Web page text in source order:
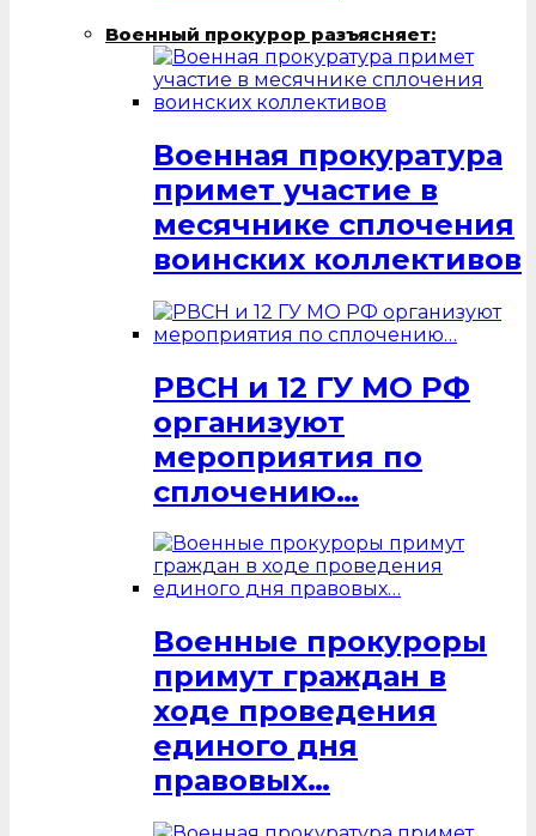
Военный прокурор разъясняет:
Военная прокуратура
примет участие в
месячнике сплочения
воинских коллективов
РВСН и 12 ГУ МО РФ
организуют
мероприятия по
сплочению…
Военные прокуроры
примут граждан в
ходе проведения
единого дня
правовых…